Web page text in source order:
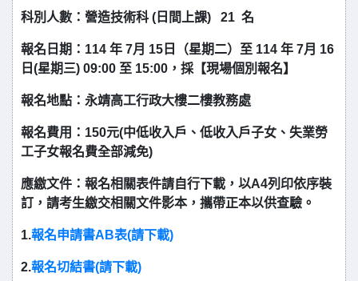
科別人數：營造技術科 ( 日間上課) 21 名
報名日期： 114 年 7月 15 日（星期二）至 114 年 7月 16
日 (星期三) 09:00 至 15:00 ，採 【現場個別報名】
報名地點：永靖高工行政大樓二樓教務處
報名費用： 150元(中低收入戶、低收入戶子女、失業勞
工子女報名費全部減免)
應繳文件：報名相關表件請自行下載，以A4列印依序裝
訂，請考生繳交相關文件影本 ， 攜帶正本以供查驗 。
1.報名申請書AB表(請下載)
2.報名切結書(請下載)